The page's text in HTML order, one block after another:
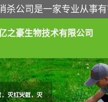
之豪生物技术有限公司
杀虫服务